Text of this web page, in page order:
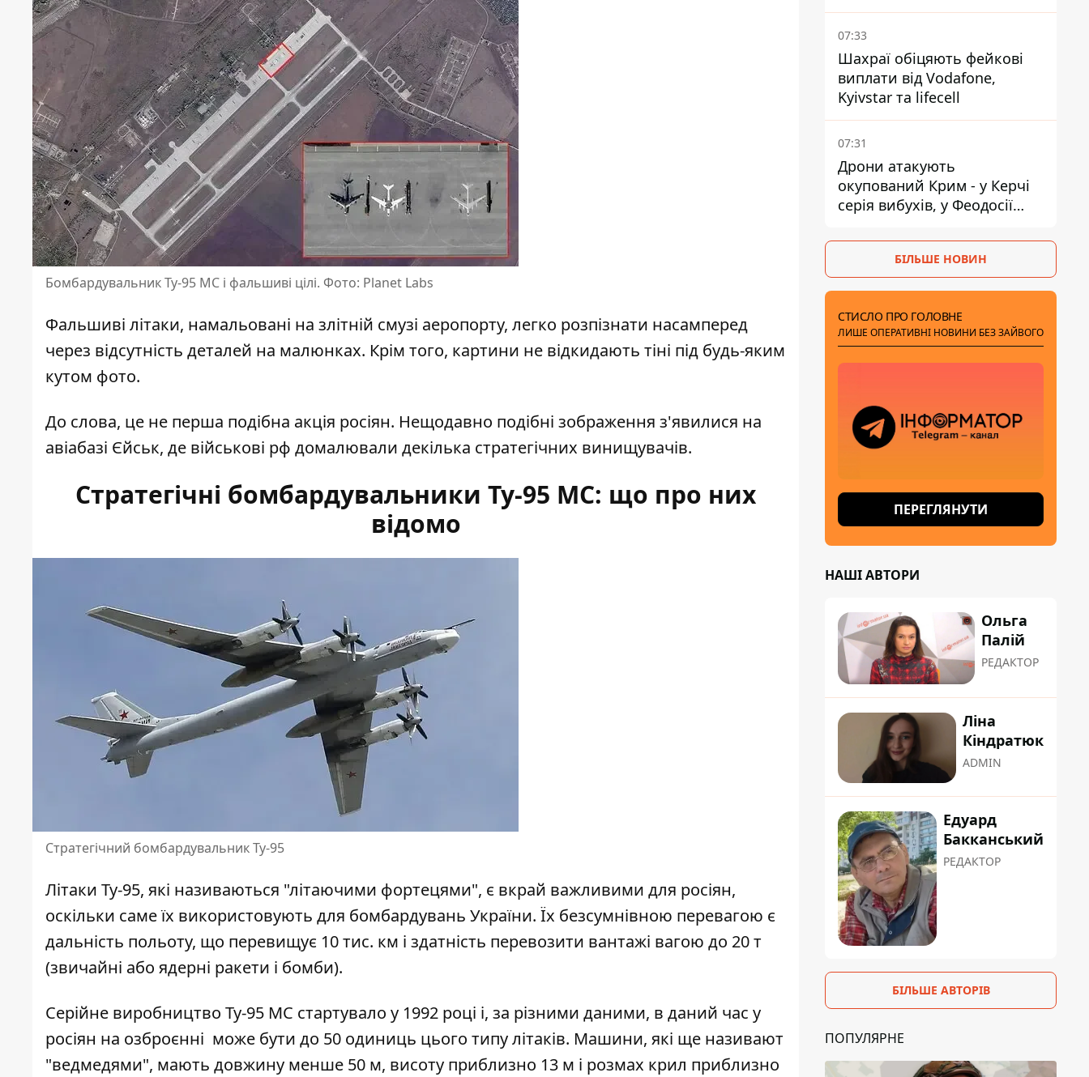
Бомбардувальник Ту-95 МС і фальшиві цілі. Фото: Planet Labs
Фальшиві літаки, намальовані на злітній смузі аеропорту, легко розпізнати насамперед
через відсутність деталей на малюнках. Крім того, картини не відкидають тіні під будь-яким
кутом фото.
До слова, це не перша подібна акція росіян. Нещодавно подібні зображення з'явилися на
авіабазі Єйськ, де військові рф домалювали декілька стратегічних винищувачів.
Стратегічні бомбардувальники Ту-95 МС: що про них
відомо
Стратегічний бомбардувальник Ту-95
Літаки Ту-95, які називаються "літаючими фортецями", є вкрай важливими для росіян,
оскільки саме їх використовують для бомбардувань України. Їх безсумнівною перевагою є
дальність польоту, що перевищує 10 тис. км і здатність перевозити вантажі вагою до 20 т
(звичайні або ядерні ракети і бомби).
Серійне виробництво Ту-95 МС стартувало у 1992 році і, за різними даними, в даний час у
росіян на озброєнні може бути до 50 одиниць цього типу літаків. Машини, які ще називают
"ведмедями", мають довжину менше 50 м, висоту приблизно 13 м і розмах крил приблизно
07:33
Шахраї обіцяють фейкові
виплати від Vodafone,
Kyivstar та lifecell
07:31
Дрони атакують
окупований Крим - у Керчі
серія вибухів, у Феодосії
БІЛЬШЕ НОВИН
СТИСЛО ПРО ГОЛОВНЕ
ЛИШЕ ОПЕРАТИВНІ НОВИНИ БЕЗ ЗАЙВОГО
ПЕРЕГЛЯНУТИ
НАШІ АВТОРИ
Ольга
Палій
РЕДАКТОР
Ліна
Кіндратюк
ADMIN
Едуард
Бакканський
РЕДАКТОР
БІЛЬШЕ АВТОРІВ
ПОПУЛЯРНЕ